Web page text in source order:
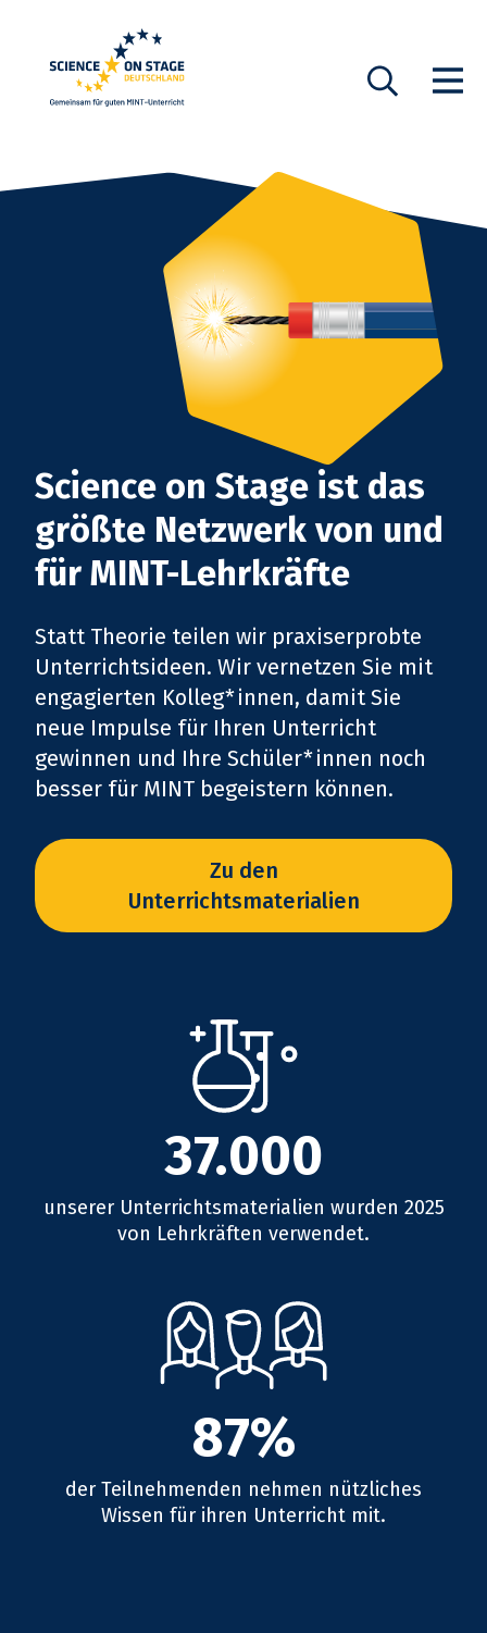
Suche
Show
Science on Stage ist das
größte Netzwerk von und
für MINT-Lehrkräfte
Statt Theorie teilen wir praxiserprobte
Unterrichtsideen. Wir vernetzen Sie mit
engagierten Kolleg*innen, damit Sie
neue Impulse für Ihren Unterricht
gewinnen und Ihre Schüler*innen noch
besser für MINT begeistern können.
Zu den
Unterrichtsmaterialien
37.000
unserer Unterrichtsmaterialien wurden 2025
von Lehrkräften verwendet.
87%
der Teilnehmenden nehmen nützliches
Wissen für ihren Unterricht mit.